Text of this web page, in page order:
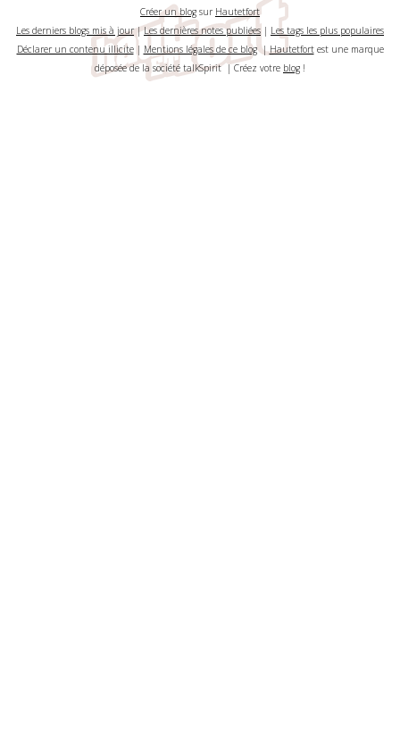
Créer un blog sur Hautetfort
Les derniers blogs mis à jour|Les dernières notes publiées | Les tags les plus populaires
Déclarer un contenu illicite| Mentions légales de ce blog|Hautetfortest une marque
déposée de la société talkSpirit | Créez votre blog !